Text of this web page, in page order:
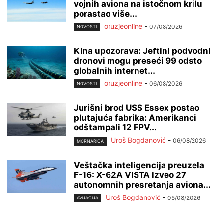
vojnih aviona na istočnom krilu
porastao više...
NOVOSTI oruzjeonline - 07/08/2026
Kina upozorava: Jeftini podvodni
dronovi mogu preseći 99 odsto
globalnih internet...
NOVOSTI oruzjeonline - 06/08/2026
Jurišni brod USS Essex postao
plutajuća fabrika: Amerikanci
odštampali 12 FPV...
MORNARICA Uroš Bogdanović - 06/08/2026
Veštačka inteligencija preuzela
F-16: X-62A VISTA izveo 27
autonomnih presretanja aviona...
AVIJACIJA Uroš Bogdanović - 05/08/2026